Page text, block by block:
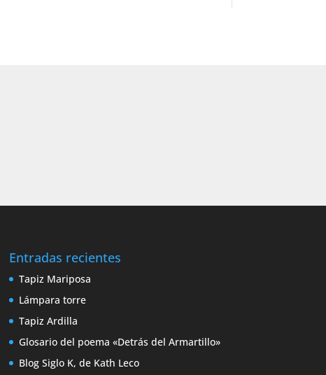
Entradas recientes
Tapiz Mariposa
Lámpara torre
Tapiz Ardilla
Glosario del poema «Detrás del Armartillo»
Blog Siglo K, de Kath Leco